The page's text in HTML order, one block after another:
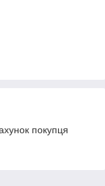
покупця